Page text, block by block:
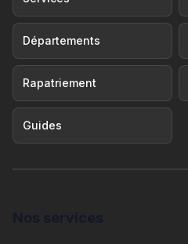
Départements
Rapatriement
Guides